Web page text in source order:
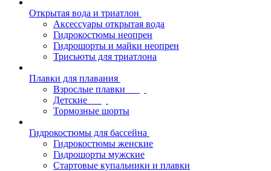
Открытая вода и триатлон
Аксессуары открытая вода
Гидрокостюмы неопрен
Гидрошорты и майки неопрен
Трисьюты для триатлона
Плавки для плавания
Взрослые плавки
Детские
Тормозные шорты
Гидрокостюмы для бассейна
Гидрокостюмы женские
Гидрошорты мужские
Стартовые купальники и плавки